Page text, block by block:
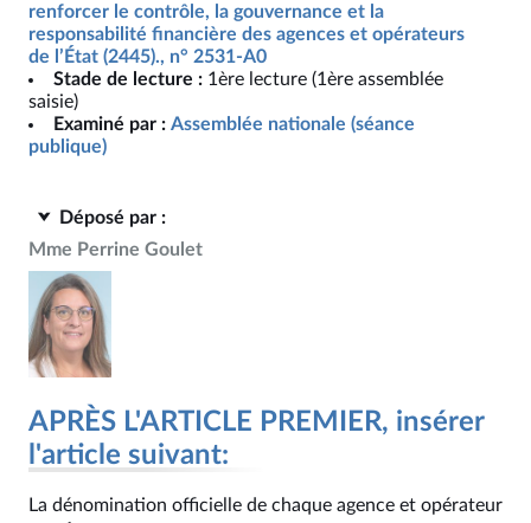
renforcer le contrôle, la gouvernance et la
responsabilité financière des agences et opérateurs
de l’État (2445)., n° 2531-A0
Stade de lecture : 1ère lecture (1ère assemblée
saisie)
Examiné par : Assemblée nationale (séance
publique)
Déposé par :
Mme Perrine Goulet
APRÈS L'ARTICLE PREMIER, insérer
l'article suivant:
La dénomination officielle de chaque agence et opérateur